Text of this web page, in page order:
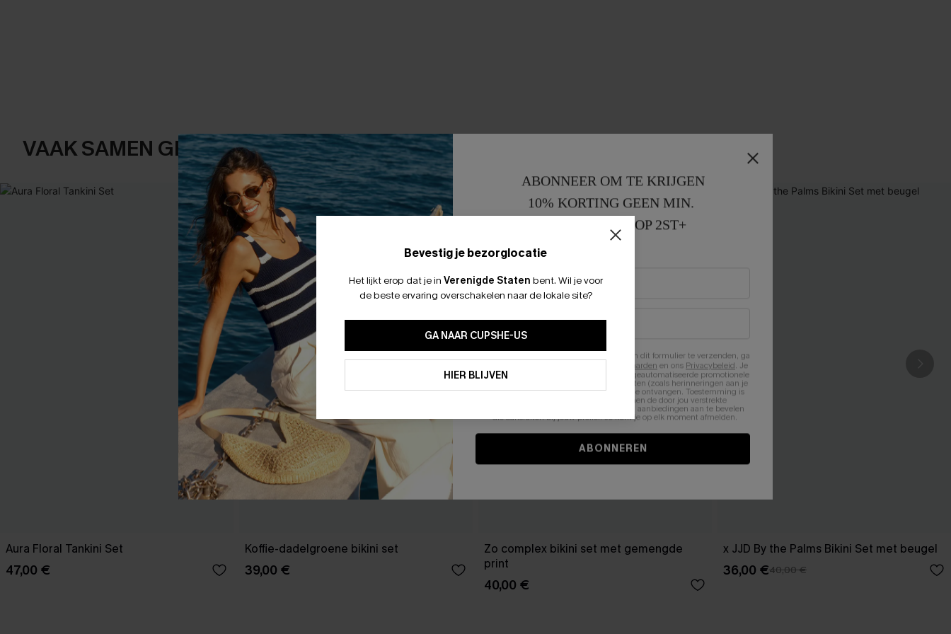
VAAK SAMEN GEKOCHT
Aura Floral Tankini Set
47,00 €
Koffie-dadelgroene bikini set
39,00 €
Zo complex bikini set met gemengde
print
40,00 €
x JJD By the Palms Bikini Set met beugel
36,00 €40,00 €
Bevestig je bezorglocatie
Het lijkt erop dat je in Verenigde Staten bent. Wil je voor
de beste ervaring overschakelen naar de lokale site?
GA NAAR CUPSHE-US
HIER BLIJVEN
ABONNEER OM TE KRIJGEN
10% KORTING GEEN MIN.
15% KORTING OP 2ST+
Door je contactgegevens in te vullen en dit formulier te verzenden, ga
Algemene Voorwaarden en ons Privacybeleid. Je
stemt er tevens mee in om herhaalde geautomatiseerde promotionele
en gepersonaliseerde marketingberichten (zoals herinneringen aan je
winkelwagen) en e-mails van Cupshe te ontvangen. Toestemming is
niet vereist voor een aankoop. We kunnen de door jou verstrekte
informatie gebruiken om producten en aanbiedingen aan te bevelen
die aansluiten bij jouw profiel. Je kunt je op elk moment afmelden.
ABONNEREN